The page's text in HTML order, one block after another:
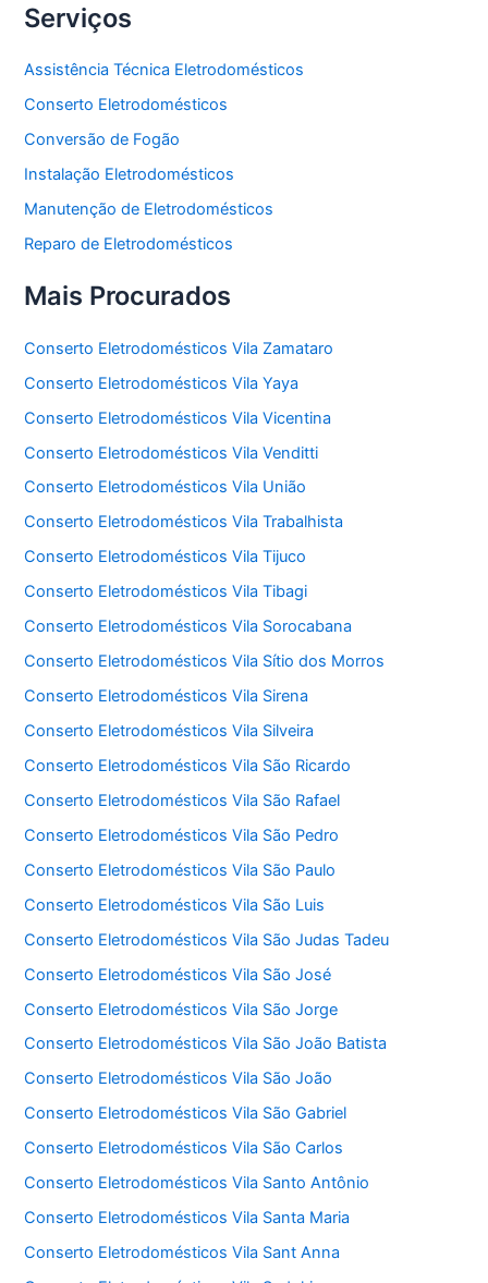
Serviços
Assistência Técnica Eletrodomésticos
Conserto Eletrodomésticos
Conversão de Fogão
Instalação Eletrodomésticos
Manutenção de Eletrodomésticos
Reparo de Eletrodomésticos
Mais Procurados
Conserto Eletrodomésticos Vila Zamataro
Conserto Eletrodomésticos Vila Yaya
Conserto Eletrodomésticos Vila Vicentina
Conserto Eletrodomésticos Vila Venditti
Conserto Eletrodomésticos Vila União
Conserto Eletrodomésticos Vila Trabalhista
Conserto Eletrodomésticos Vila Tijuco
Conserto Eletrodomésticos Vila Tibagi
Conserto Eletrodomésticos Vila Sorocabana
Conserto Eletrodomésticos Vila Sítio dos Morros
Conserto Eletrodomésticos Vila Sirena
Conserto Eletrodomésticos Vila Silveira
Conserto Eletrodomésticos Vila São Ricardo
Conserto Eletrodomésticos Vila São Rafael
Conserto Eletrodomésticos Vila São Pedro
Conserto Eletrodomésticos Vila São Paulo
Conserto Eletrodomésticos Vila São Luis
Conserto Eletrodomésticos Vila São Judas Tadeu
Conserto Eletrodomésticos Vila São José
Conserto Eletrodomésticos Vila São Jorge
Conserto Eletrodomésticos Vila São João Batista
Conserto Eletrodomésticos Vila São João
Conserto Eletrodomésticos Vila São Gabriel
Conserto Eletrodomésticos Vila São Carlos
Conserto Eletrodomésticos Vila Santo Antônio
Conserto Eletrodomésticos Vila Santa Maria
Conserto Eletrodomésticos Vila Sant Anna